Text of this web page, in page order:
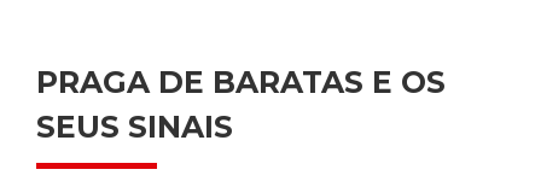
PRAGA DE BARATAS E OS
SEUS SINAIS